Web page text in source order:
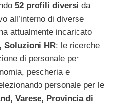
52 profili diversi da
all’interno di diverse
attualmente incaricato
Soluzioni HR: le ricerche
di personale per
pescheria e
personale per le
Varese, Provincia di